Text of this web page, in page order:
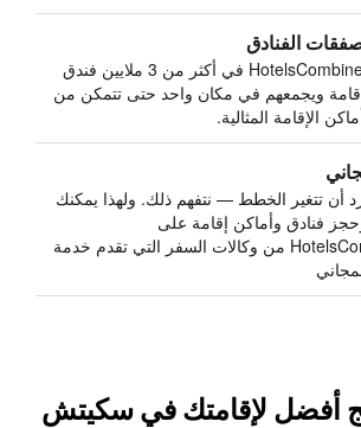
الفنادق
يبحث HotelsCombined في أكثر من 3 ملايين فندق
ويجمعهم في مكان واحد حتى تتمكن من
الإقامة المثالية.
أن تتغير الخطط — نتفهم ذلك. ولهذا يمكنك
فنادق وأماكن إقامة على
HotelsCombined من وكالات السفر التي تقدم خدمة
أفضل لإقامتك في سكيتش